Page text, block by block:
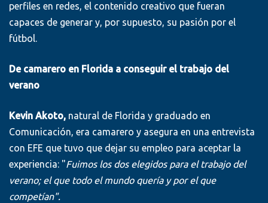
perfiles en redes, el contenido creativo que fueran
capaces de generar y, por supuesto, su pasión por el
fútbol.
De camarero en Florida a conseguir el trabajo del
verano
Kevin Akoto, natural de Florida y graduado en
Comunicación, era camarero y asegura en una entrevista
con EFE que tuvo que dejar su empleo para aceptar la
experiencia: "Fuimos los dos elegidos para el trabajo del
verano; el que todo el mundo quería y por el que
competían".